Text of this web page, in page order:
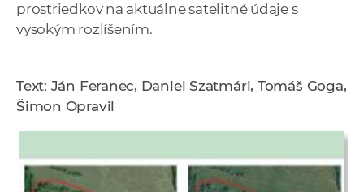
prostriedkov na aktuálne satelitné údaje s
vysokým rozlíšením.
Text: Ján Feranec, Daniel Szatmári, Tomáš Goga,
Šimon Opravil